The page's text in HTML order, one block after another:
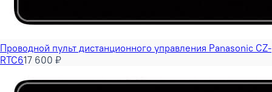
Проводной пульт дистанционного управления Panasonic CZ-
RTC617 600 ₽